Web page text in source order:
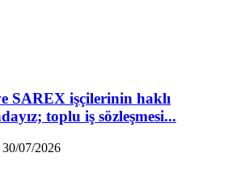
SAREX işçilerinin haklı
toplu iş sözleşmesi...
30/07/2026